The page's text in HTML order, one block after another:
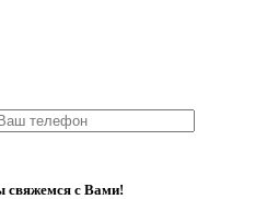
свяжемся с Вами!